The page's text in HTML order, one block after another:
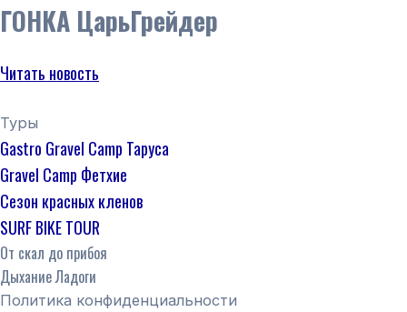
ГОНКА ЦарьГрейдер
Читать новость
Туры
Gastro Gravel Camp Таруса
Gravel Camp Фетхие
Сезон красных кленов
SURF BIKE TOUR
От скал до прибоя
Дыхание Ладоги
Политика конфиденциальности